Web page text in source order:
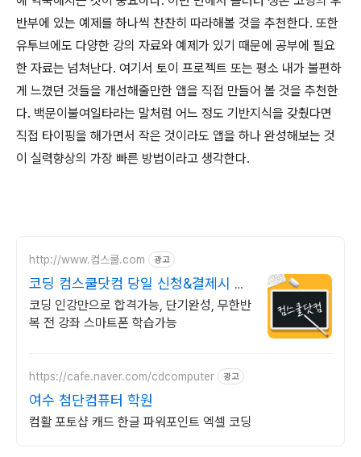
반부에 있는 예제를 하나씩 찬찬히 따라해볼 것을 추천한다. 또한
유투브에도 다양한 강의 자료와 예제가 있기 때문에 공부에 필요
한 자료는 넘쳐난다. 여기서 토이 프로젝트 또는 평소 내가 불편하
게 느꼈던 것들을 개선해줄만한 앱을 직접 만들어 볼 것을 추천한
다. 백문이불여일타라는 말처럼 어느 정도 기반지식을 갖췄다면
직접 타이핑을 해가면서 작은 것이라도 앱을 하나 완성해보는 것
이 실력향상의 가장 빠른 방법이라고 생각한다.
http://www.컴스쿨.com 광고
코딩 컴스쿨닷컴 당일 신청&결제시 기
프티콘!
코딩 인강만으로 합격가능, 단기완성, 무한반
복 전 강좌 스마트폰 학습가능
https://cafe.naver.com/cdcomputer 광고
여수 첨단컴퓨터 학원
컴활 포토샵 캐드 한글 파워포인트 엑셀 코딩